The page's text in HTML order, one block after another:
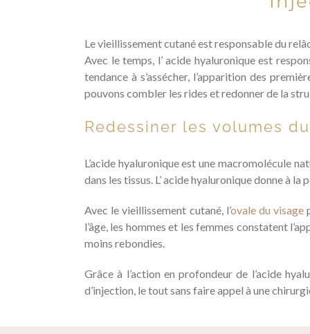
Le vieillissement cutané est responsable du
Avec le temps, l’ acide hyaluronique est
tendance à s’assécher, l’apparition des
pouvons combler les rides et redonner de la
Redessiner les volumes
L’acide hyaluronique est une macromolécule
dans les tissus. L’ acide hyaluronique donne à
Avec le vieillissement cutané, l’ovale du visage
l’âge, les hommes et les femmes constatent
moins rebondies.
Grâce à l’action en profondeur de l’acide
d’injection, le tout sans faire appel à une